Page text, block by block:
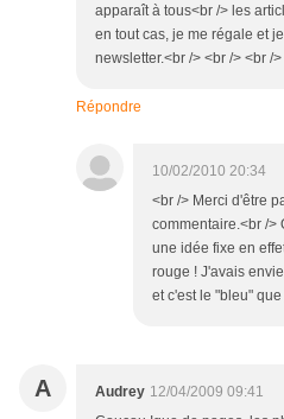
apparaît à tous<br /> les
en tout cas, je me régale et
newsletter.<br /> <br /> <br />
Répondre
10/02/2010 20:34
<br /> Merci d'être
commentaire.<br />
une idée fixe en
rouge ! J'avais
et c'est le "bleu"
A Audrey 12/04/2009 09:41